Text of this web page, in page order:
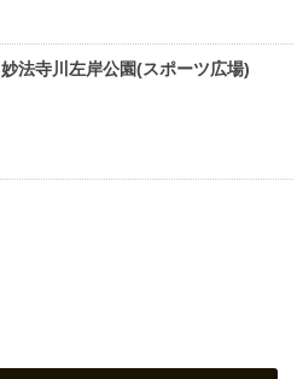
妙法寺川左岸公園(スポーツ広場)